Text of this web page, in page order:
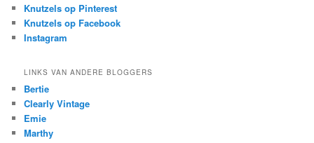
Knutzels op Pinterest
Knutzels op Facebook
Instagram
LINKS VAN ANDERE BLOGGERS
Bertie
Clearly Vintage
Emie
Marthy